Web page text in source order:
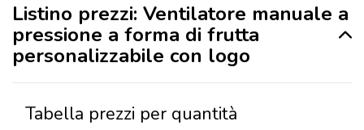
Listino prezzi: Ventilatore manuale a
pressione a forma di frutta
personalizzabile con logo
Tabella prezzi per quantità